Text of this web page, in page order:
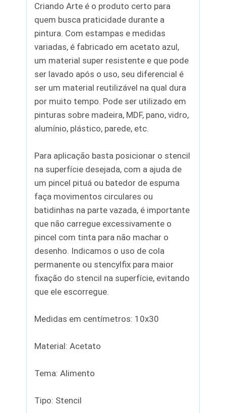
Criando Arte é o produto certo para
quem busca praticidade durante a
pintura. Com estampas e medidas
variadas, é fabricado em acetato azul,
um material super resistente e que pode
ser lavado após o uso, seu diferencial é
ser um material reutilizável na qual dura
por muito tempo. Pode ser utilizado em
pinturas sobre madeira, MDF, pano, vidro,
alumínio, plástico, parede, etc.
Para aplicação basta posicionar o stencil
na superfície desejada, com a ajuda de
um pincel pituá ou batedor de espuma
faça movimentos circulares ou
batidinhas na parte vazada, é importante
que não carregue excessivamente o
pincel com tinta para não machar o
desenho. Indicamos o uso de cola
permanente ou stencylfix para maior
fixação do stencil na superfície, evitando
que ele escorregue.
Medidas em centímetros: 10x30
Material: Acetato
Tema: Alimento
Tipo: Stencil